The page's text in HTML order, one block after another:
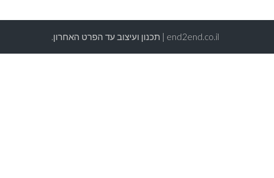
end2end.co.il | תכנון ועיצוב עד הפרט האחרון.